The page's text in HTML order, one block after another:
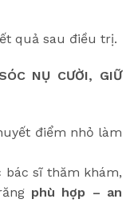
quả sau điều trị.
NỤ CƯỜI, GIỮ
điểm nhỏ làm
bác sĩ thăm khám,
phù hợp – an